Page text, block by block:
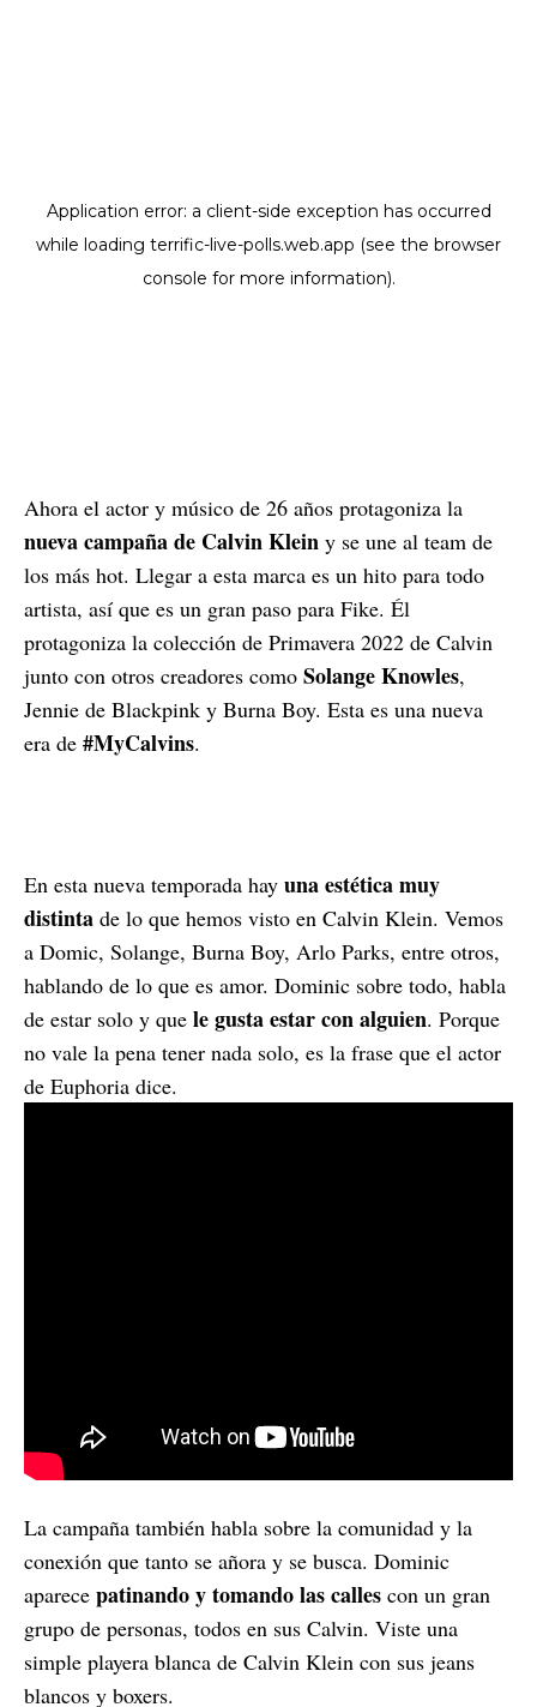
Ahora el actor y músico de 26 años protagoniza la
nueva campaña de Calvin Klein y se une al team de
los más hot. Llegar a esta marca es un hito para todo
artista, así que es un gran paso para Fike. Él
protagoniza la colección de Primavera 2022 de Calvin
junto con otros creadores como Solange Knowles,
Jennie de Blackpink y Burna Boy. Esta es una nueva
era de #MyCalvins.
En esta nueva temporada hay una estética muy
distinta de lo que hemos visto en Calvin Klein. Vemos
a Domic, Solange, Burna Boy, Arlo Parks, entre otros,
hablando de lo que es amor. Dominic sobre todo, habla
de estar solo y que le gusta estar con alguien. Porque
no vale la pena tener nada solo, es la frase que el actor
de Euphoria dice.
La campaña también habla sobre la comunidad y la
conexión que tanto se añora y se busca. Dominic
aparece patinando y tomando las calles con un gran
grupo de personas, todos en sus Calvin. Viste una
simple playera blanca de Calvin Klein con sus jeans
blancos y boxers.